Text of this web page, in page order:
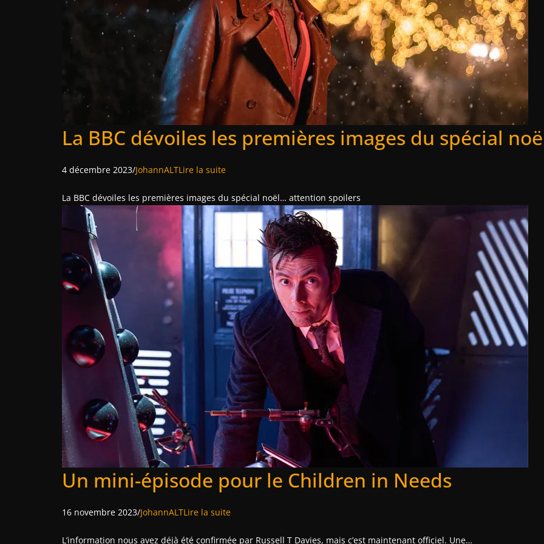
La BBC dévoiles les premières images du spécial
4 décembre 2023/JohannALTLire la suite
La BBC dévoiles les premières images du spécial noël… attention spoilers
Un mini-épisode pour le Children in Needs
16 novembre 2023/JohannALTLire la suite
L’information nous avez déjà été confirmée par Russell T Davies, mais c’est maintenant officiel. Une…